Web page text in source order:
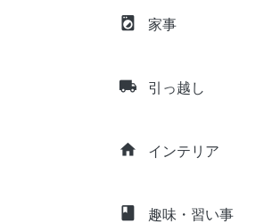
local_laundry_service 家事
local_shipping 引っ越し
home インテリア
class 趣味・習い事